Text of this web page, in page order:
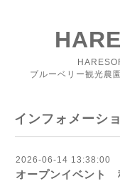
ブルーベリー観光農
インフォメーシ
2026-06-14 13:38:00
オープンイベント